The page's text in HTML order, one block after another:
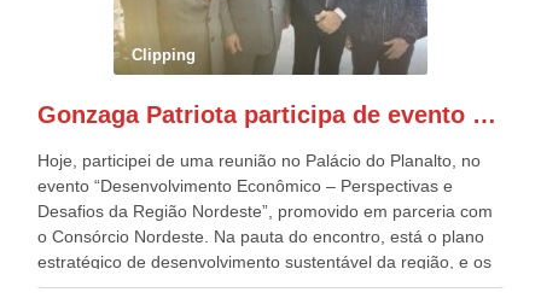
preparou espaços com cadeiras e coberturas, para 30.000
pessoas, só que o número de Patriotas Brasileiros
Independentes, dobrou na Esplanada. Eu, Lula e os
Patriota.
Clipping
Gonzaga Patriota participa de evento em prol do desenvolvimento do Nordeste
Hoje, participei de uma reunião no Palácio do Planalto, no
evento “Desenvolvimento Econômico – Perspectivas e
Desafios da Região Nordeste”, promovido em parceria com
o Consórcio Nordeste. Na pauta do encontro, está o plano
estratégico de desenvolvimento sustentável da região, e os
desafios para a elaboração de políticas públicas, que